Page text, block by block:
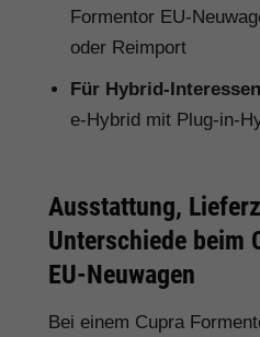
Formentor EU-
oder Reimport
Für Hybrid-
e-Hybrid mit Plug-in-
Ausstattung,
Unterschiede beim
EU-Neuwagen
Bei einem Cupra